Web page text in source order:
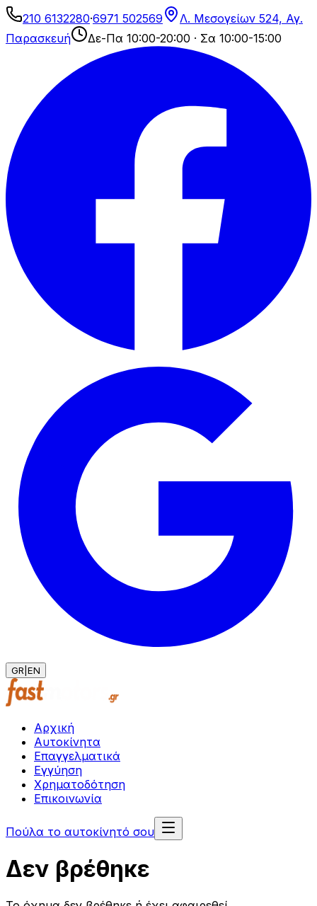
210 6132280·6971 502569
Λ. Μεσογείων 524, Αγ.
Παρασκευή
Δε-Πα 10:00-20:00 · Σα 10:00-15:00
GR EN
Αρχική
Αυτοκίνητα
Επαγγελματικά
Εγγύηση
Χρηματοδότηση
Επικοινωνία
Πούλα το αυτοκίνητό σου
Δεν βρέθηκε